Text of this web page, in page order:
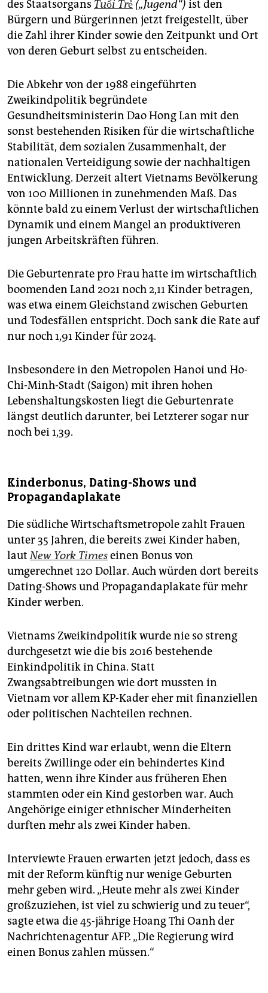
des Staatsorgans Tuổi Trẻ („Jugend“) ist den
Bürgern und Bürgerinnen jetzt freigestellt, über
die Zahl ihrer Kinder sowie den Zeitpunkt und Ort
von deren Geburt selbst zu entscheiden.
Die Abkehr von der 1988 eingeführten
Zweikindpolitik begründete
Gesundheitsministerin Dao Hong Lan mit den
sonst bestehenden Risiken für die wirtschaftliche
Stabilität, dem sozialen Zusammenhalt, der
nationalen Verteidigung sowie der nachhaltigen
Entwicklung. Derzeit altert Vietnams Bevölkerung
von 100 Millionen in zunehmenden Maß. Das
könnte bald zu einem Verlust der wirtschaftlichen
Dynamik und einem Mangel an produktiveren
jungen Arbeitskräften führen.
Die Geburtenrate pro Frau hatte im wirtschaftlich
boomenden Land 2021 noch 2,11 Kinder betragen,
was etwa einem Gleichstand zwischen Geburten
und Todesfällen entspricht. Doch sank die Rate auf
nur noch 1,91 Kinder für 2024.
Insbesondere in den Metropolen Hanoi und Ho-
Chi-Minh-Stadt (Saigon) mit ihren hohen
Lebenshaltungskosten liegt die Geburtenrate
längst deutlich darunter, bei Letzterer sogar nur
noch bei 1,39.
Kinderbonus, Dating-Shows und
Propagandaplakate
Die südliche Wirtschaftsmetropole zahlt Frauen
unter 35 Jahren, die bereits zwei Kinder haben,
lautNew York Timeseinen Bonus von
umgerechnet 120 Dollar. Auch würden dort bereits
Dating-Shows und Propagandaplakate für mehr
Kinder werben.
Vietnams Zweikindpolitik wurde nie so streng
durchgesetzt wie die bis 2016 bestehende
Einkindpolitik in China. Statt
Zwangsabtreibungen wie dort mussten in
Vietnam vor allem KP-Kader eher mit finanziellen
oder politischen Nachteilen rechnen.
Ein drittes Kind war erlaubt, wenn die Eltern
bereits Zwillinge oder ein behindertes Kind
hatten, wenn ihre Kinder aus früheren Ehen
stammten oder ein Kind gestorben war. Auch
Angehörige einiger ethnischer Minderheiten
durften mehr als zwei Kinder haben.
Interviewte Frauen erwarten jetzt jedoch, dass es
mit der Reform künftig nur wenige Geburten
mehr geben wird. „Heute mehr als zwei Kinder
großzuziehen, ist viel zu schwierig und zu teuer“,
sagte etwa die 45-jährige Hoang Thi Oanh der
Nachrichtenagentur AFP. „Die Regierung wird
einen Bonus zahlen müssen.“